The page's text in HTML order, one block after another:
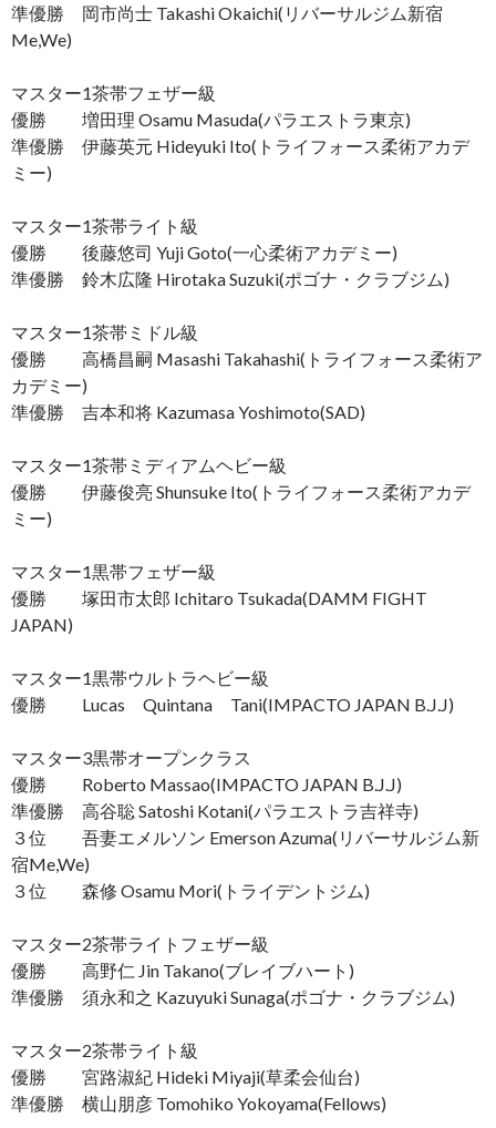
準優勝 岡市尚士 Takashi Okaichi(リバーサルジム新宿
Me,We)
マスター1茶帯フェザー級
優勝 増田理 Osamu Masuda(パラエストラ東京)
準優勝 伊藤英元 Hideyuki Ito(トライフォース柔術アカデ
ミー)
マスター1茶帯ライト級
優勝 後藤悠司 Yuji Goto(一心柔術アカデミー)
準優勝 鈴木広隆 Hirotaka Suzuki(ポゴナ・クラブジム)
マスター1茶帯ミドル級
優勝 高橋昌嗣 Masashi Takahashi(トライフォース柔術ア
カデミー)
準優勝 吉本和将 Kazumasa Yoshimoto(SAD)
マスター1茶帯ミディアムヘビー級
優勝 伊藤俊亮 Shunsuke Ito(トライフォース柔術アカデ
ミー)
マスター1黒帯フェザー級
優勝 塚田市太郎 Ichitaro Tsukada(DAMM FIGHT
JAPAN)
マスター1黒帯ウルトラヘビー級
優勝 Lucas Quintana Tani(IMPACTO JAPAN B.J.J)
マスター3黒帯オープンクラス
優勝 Roberto Massao(IMPACTO JAPAN B.J.J)
準優勝 高谷聡 Satoshi Kotani(パラエストラ吉祥寺)
３位 吾妻エメルソン Emerson Azuma(リバーサルジム新
宿Me,We)
３位 森修 Osamu Mori(トライデントジム)
マスター2茶帯ライトフェザー級
優勝 高野仁 Jin Takano(ブレイブハート)
準優勝 須永和之 Kazuyuki Sunaga(ポゴナ・クラブジム)
マスター2茶帯ライト級
優勝 宮路淑紀 Hideki Miyaji(草柔会仙台)
準優勝 横山朋彦 Tomohiko Yokoyama(Fellows)